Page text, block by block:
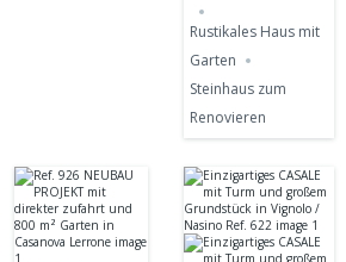
Rustikales Haus mit
Garten
Steinhaus zum
Renovieren